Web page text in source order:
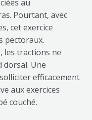
au
Pourtant, avec
cet exercice
pectoraux.
les tractions ne
dorsal. Une
efficacement
aux exercices
couché.